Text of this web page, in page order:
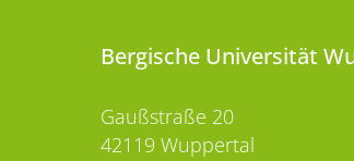
Bergische Universität
Gaußstraße 20
42119 Wuppertal